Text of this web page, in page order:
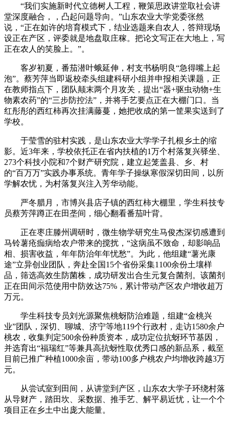
“我们实施新时代立德树人工程，鞭策思政讲堂取社会讲
堂深度融合，，凸起问题导向。”山东农业大学党委张然
说，“正在如许的培育模式下，结业选题来自农人，答辩现场
设正在产区，评委就是地盘取庄稼。把论文写正在大地上，写
正在农人的笑脸上。”。
客岁初夏，番茄潜叶蛾延伸，村支书杨明良“急得嘴上起
泡”。蔡芳萍当即返校牵头组建科研小组并申报相关课题，正
在教师指点下，团队颠末两个月攻关，提出“器+驱虫动物+生
物素农药”的“三步防控法”，并将手艺要点正在大棚门口。当
红彤彤的西红柿再次挂满藤蔓，她把收成的第一筐果实送到了
学校。
于莹雪的驻村实践，是山东农业大学学子扎根乡土的缩
影。近3年来，学校依托正在省内扶植的1万个村落复兴驿坐、
273个科技小院和7个财产研究院，建立起笼盖县、乡、村
的“百万万”实践办事系统。青年学子操纵寒假深切田间，以所
学解农忧，为村落复兴注入芳华动能。
严冬腊月，市博兴县店子镇的西红柿大棚里，学生科技专
员蔡芳萍蹲正在田垄间，细心翻看番茄叶背。
正在枣庄滕州调研时，微生物学研究生马俊杰深切感遭到
马铃薯疮痂病给农户带来的搅扰，“这病虽不致命，却影响品
相、损害收益，年年防治年年忧愁”。为此，他组建“薯光康
途”立异创业团队，奔赴全国15个省份采集1100余份土壤样
品，筛选高效生防菌株，成功研发出合生元复合菌剂。该菌剂
正在田间示范使用中防效达75%，累计带动产区农户增收超万
万元。
学生科技专员刘光源聚焦桃蚜防治难题，组建“金桃兴
业”团队，深切、聊城、济宁等地119个行政村，走访1580余户
桃农，收集判定500余份种质资本，成功定位抗蚜环节基因，
并选育出“福瑞红”等兼具高抗蚜性取优秀口感的新品系，截至
目前已推广种植1000余亩，带动100多户桃农户均增收跨越3万
元。
从尝试室到田间，从讲堂到产区，山东农大学子环绕村落
从导财产，踏田坎、采数据、推手艺、解平易近忧，让一个个
项目正在乡土中出庞大能量。